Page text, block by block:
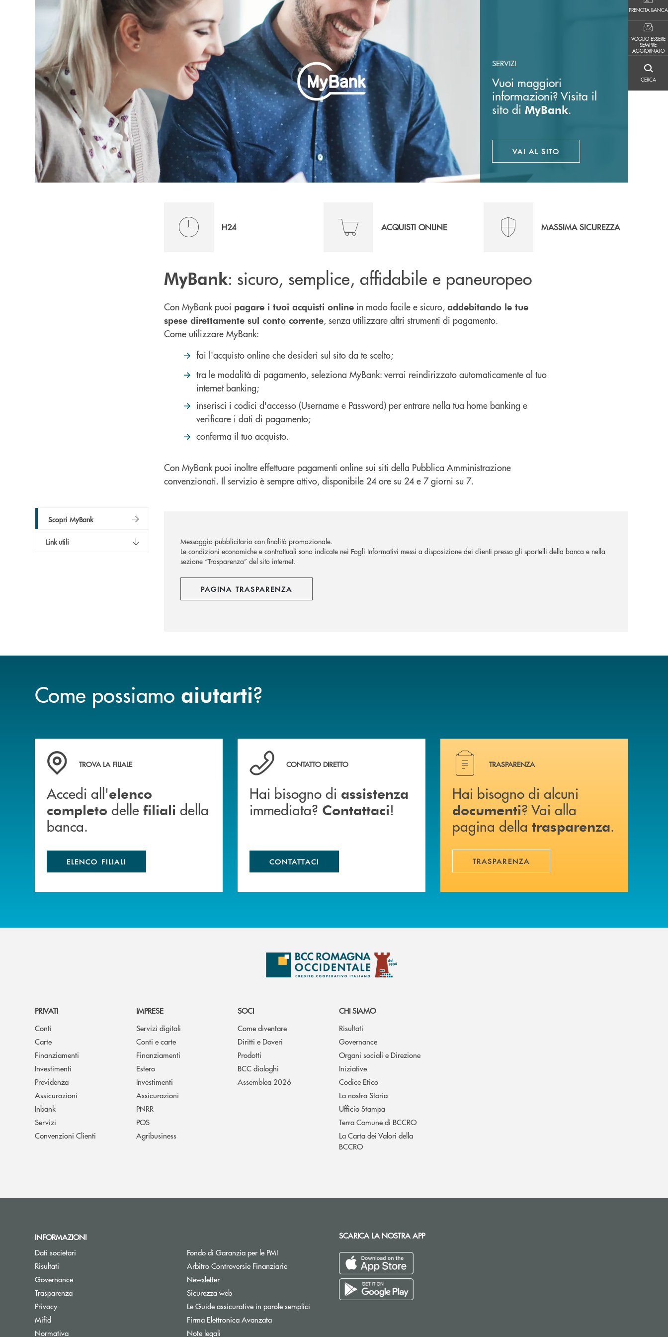
PRENOTA BANCA
VOGLIO ESSERE
SEMPRE
AGGIORNATO
CERCA
SERVIZI
Vuoi maggiori
informazioni? Visita il
sito di MyBank.
VAI AL SITOAPRE UNA NUOVA FINESTRA
Scopri MyBank
Link utili
H24 ACQUISTI ONLINE MASSIMA SICUREZZA
MyBank: sicuro, semplice, affidabile e paneuropeo
Con MyBank puoi pagare i tuoi acquisti online in modo facile e sicuro, addebitando le tue
spese direttamente sul conto corrente, senza utilizzare altri strumenti di pagamento.
Come utilizzare MyBank:
fai l'acquisto online che desideri sul sito da te scelto;
tra le modalità di pagamento, seleziona MyBank: verrai reindirizzato automaticamente al tuo
internet banking;
inserisci i codici d'accesso (Username e Password) per entrare nella tua home banking e
verificare i dati di pagamento;
conferma il tuo acquisto.
Con MyBank puoi inoltre effettuare pagamenti online sui siti della Pubblica Amministrazione
convenzionati. Il servizio è sempre attivo, disponibile 24 ore su 24 e 7 giorni su 7.
Messaggio pubblicitario con finalità promozionale.
Le condizioni economiche e contrattuali sono indicate nei Fogli Informativi messi a disposizione dei clienti presso gli sportelli della banca e nella
sezione “Trasparenza” del sito internet.
PAGINA TRASPARENZA
Come possiamo aiutarti?
Accedi all' elenco completo delle filiali della banca.
TROVA LA FILIALE
Accedi all'elenco
completo delle filiali della
banca.
ELENCO FILIALI
Hai bisogno di assistenza immediata? Contattaci !
CONTATTO DIRETTO
Hai bisogno di assistenza
immediata? Contattaci!
CONTATTACI
Hai bisogno di alcuni documenti ? Vai alla pagina della
TRASPARENZA
Hai bisogno di alcuni
documenti? Vai alla
pagina della trasparenza.
TRASPARENZA
PRIVATI
Conti
Carte
Finanziamenti
Investimenti
Previdenza
Assicurazioni
Inbank
Servizi
Convenzioni Clienti
IMPRESE
Servizi digitali
Conti e carte
Finanziamenti
Estero
Investimenti
Assicurazioni
PNRR
POS
Agribusiness
SOCI
Come diventare
Diritti e Doveri
Prodotti
BCC dialoghi
Assemblea 2026
CHI SIAMO
Risultati
Governance
Organi sociali e Direzione
Iniziative
Codice Etico
La nostra Storia
Ufficio Stampa
Terra Comune di BCCRO
La Carta dei Valori della
BCCRO
INFORMAZIONI
Dati societari
Risultati
Governance
Trasparenza
Privacy
Mifid
Normativa
Fondo di Garanzia per le PMIApre una nuova finestra
Arbitro Controversie FinanziarieApre una nuova finestra
NewsletterApre una nuova finestra
Sicurezza web
Le Guide assicurative in parole semplici
Firma Elettronica Avanzata
Note legali
SCARICA LA NOSTRA APP